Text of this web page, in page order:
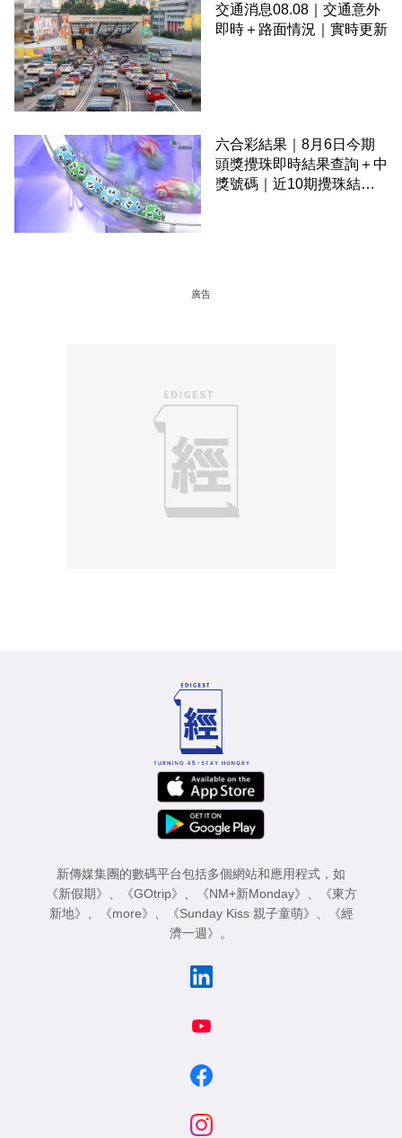
交通消息08.08｜交通意外
即時＋路面情況｜實時更新
六合彩結果｜8月6日今期
頭獎攪珠即時結果查詢＋中
獎號碼｜近10期攪珠結果
廣告
新傳媒集團的數碼平台包括多個網站和應用程式，如
《新假期》
《GOtrip》 《NM+新Monday》
《東方
新地》
《more》 《Sunday Kiss 親子童萌》
《經
濟一週》
。